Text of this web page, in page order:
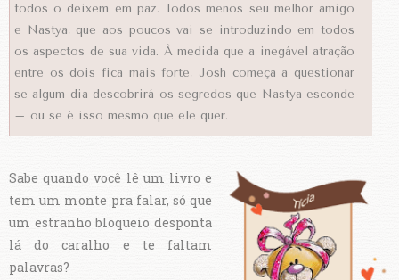
todos o deixem em paz. Todos menos seu melhor amigo
e Nastya, que aos poucos vai se introduzindo em todos
os aspectos de sua vida. À medida que a inegável atração
entre os dois fica mais forte, Josh começa a questionar
se algum dia descobrirá os segredos que Nastya esconde
– ou se é isso mesmo que ele quer.
Sabe quando você lê um livro e
tem um monte pra falar, só que
um estranho bloqueio desponta
lá do caralho e te faltam
palavras?